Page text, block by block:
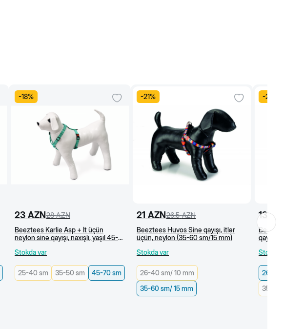
-18%
23 AZN28 AZN
Beeztees Karlie Asp + İt üçün
neylon sinə qayışı, naxışlı, yaşıl 45-
Stokda var
25-40 sm 35-50 sm 45-70 sm
-21%
21 AZN26.5 AZN
Beeztees Huvos Sinə qayışı, itlər
üçün, neylon (35-60 sm/15 mm)
Stokda var
26-40 sm/ 10 mm
35-60 sm/ 15 mm
-21
13
qayışı,
Stokda
26-40
35-60